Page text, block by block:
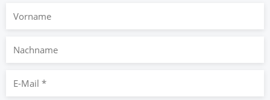
Vorname
Nachname
Mail